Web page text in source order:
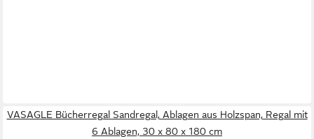
VASAGLE Bücherregal Sandregal, Ablagen aus Holzspan, Regal mit
6 Ablagen, 30 x 80 x 180 cm